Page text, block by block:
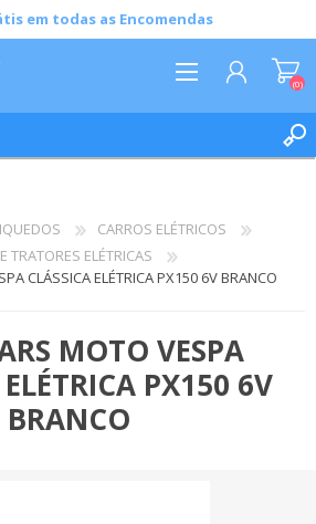
em todas as Encomendas
(0)
CARROS ELÉTRICOS
TRATORES ELÉTRICAS
CLÁSSICA ELÉTRICA PX150 6V BRANCO
MOTO VESPA
PX150 6V
BRANCO